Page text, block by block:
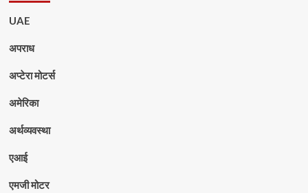
UAE
अपराध
अप्टेरा मोटर्स
अमेरिका
अर्थव्यवस्था
एआई
एमजी मोटर